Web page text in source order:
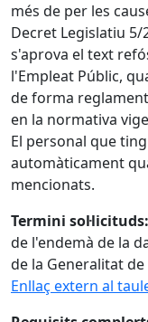
més de per les
Decret Legislatiu 5/
s'aprova el text
l'Empleat Públic,
de forma
en la normativa
El personal que
automàticament
mencionats.
Termini sol·licituds:
de l'endemà de la
de la Generalitat de
Enllaç extern al